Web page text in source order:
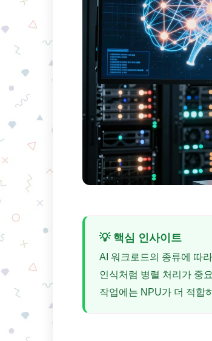
💡 핵심 인사이트
AI 워크로드의 종류에 따
인식처럼 병렬 처리가 중
작업에는 NPU가 더 적합